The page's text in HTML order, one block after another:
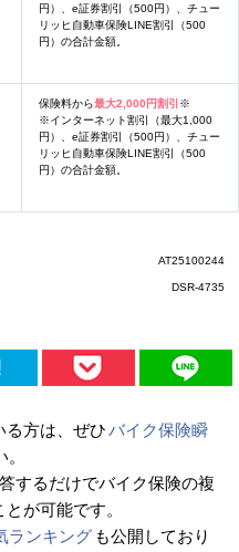
円）、e証券割引（500円）、チュー
リッヒ自動車保険LINE割引（500
円）の合計金額。
保険料から最大2,000円割引 ※
※インターネット割引（最大1,000
円）、e証券割引（500円）、チュー
リッヒ自動車保険LINE割引（500
円）の合計金額。
AT25100244
DSR-4735
る方は、ぜひ バイク保険瞬
するだけでバイク保険の複
が可能です。
ランキング も公開しており